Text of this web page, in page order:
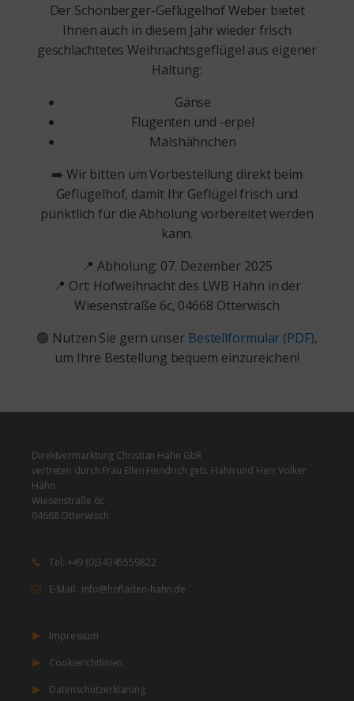
Der Schönberger-Geflügelhof Weber bietet
Ihnen auch in diesem Jahr wieder frisch
geschlachtetes Weihnachtsgeflügel aus eigener
Haltung:
Gänse
Flugenten und -erpel
Maishähnchen
➡️ Wir bitten um Vorbestellung direkt beim
Geflügelhof, damit Ihr Geflügel frisch und
pünktlich für die Abholung vorbereitet werden
kann.
📍 Abholung: 07. Dezember 2025
📍 Ort: Hofweihnacht des LWB Hahn in der
Wiesenstraße 6c, 04668 Otterwisch
🟢 Nutzen Sie gern unser Bestellformular (PDF),
um Ihre Bestellung bequem einzureichen!
Direktvermarktung Christian Hahn GbR
vertreten durch Frau Ellen Hendrich geb. Hahn und Herr Volker
Hahn
Wiesenstraße 6c
04668 Otterwisch
Tel: +49 (0)34345559822
E-Mail: info@hofladen-hahn.de
Impressum
Cookierichtlinien
Datenschutzerklärung